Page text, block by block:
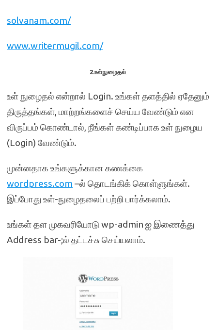
solvanam.com/
www.writermugil.com/
2.உள்நுழைதல்
உள் நுழைதல் என்றால் Login. உங்கள் தளத்தில் ஏதேனும்
திருத்தங்கள், மாற்றங்களைச் செய்ய வேண்டும் என
விருப்பம் கொண்டால், நீங்கள் கண்டிப்பாக உள் நுழைய
(Login) வேண்டும்.
முன்னதாக உங்களுக்கான கணக்கை
wordpress.com –ல் தொடங்கிக் கொள்ளுங்கள்.
இப்போது உள்-நுழைதலைப் பற்றி பார்க்கலாம்.
உங்கள் தள முகவரியோடு wp-admin ஐ இணைத்து
Address bar-;ல் தட்டச்சு செய்யலாம்.